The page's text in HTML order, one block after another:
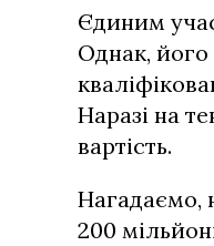
Єдиним
Однак, його
Наразі на
вартість.
Нагадаємо,
200